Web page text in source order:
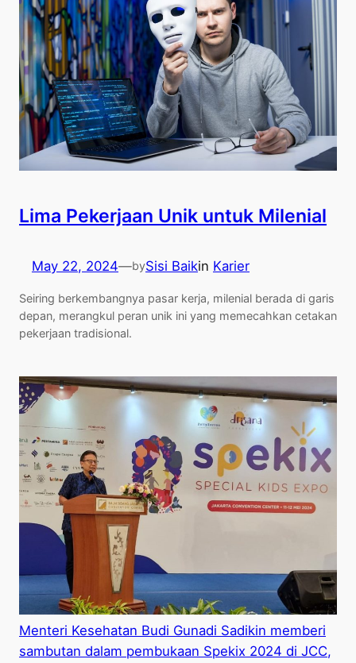
Lima Pekerjaan Unik untuk Milenial
May 22, 2024—bySisi Baikin Karier
Seiring berkembangnya pasar kerja, milenial berada di garis
depan, merangkul peran unik ini yang memecahkan cetakan
pekerjaan tradisional.
Menteri Kesehatan Budi Gunadi Sadikin memberi
sambutan dalam pembukaan Spekix 2024 di JCC,